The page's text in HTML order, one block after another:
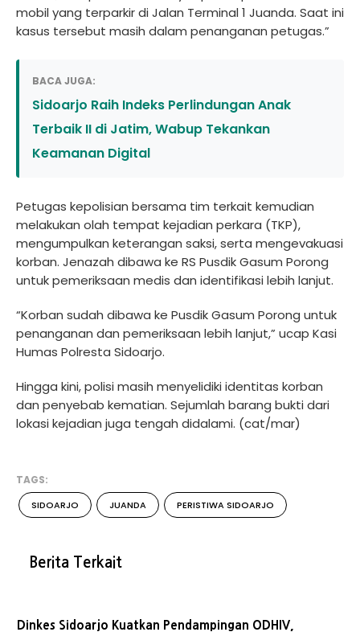
mobil yang terparkir di Jalan Terminal 1 Juanda. Saat ini
kasus tersebut masih dalam penanganan petugas.”
BACA JUGA:
Sidoarjo Raih Indeks Perlindungan Anak
Terbaik II di Jatim, Wabup Tekankan
Keamanan Digital
Petugas kepolisian bersama tim terkait kemudian
melakukan olah tempat kejadian perkara (TKP),
mengumpulkan keterangan saksi, serta mengevakuasi
korban. Jenazah dibawa ke RS Pusdik Gasum Porong
untuk pemeriksaan medis dan identifikasi lebih lanjut.
“Korban sudah dibawa ke Pusdik Gasum Porong untuk
penanganan dan pemeriksaan lebih lanjut,” ucap Kasi
Humas Polresta Sidoarjo.
Hingga kini, polisi masih menyelidiki identitas korban
dan penyebab kematian. Sejumlah barang bukti dari
lokasi kejadian juga tengah didalami. (cat/mar)
TAGS:
SIDOARJO JUANDA PERISTIWA SIDOARJO
Berita Terkait
Dinkes Sidoarjo Kuatkan Pendampingan ODHIV,